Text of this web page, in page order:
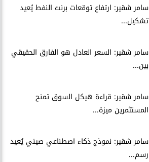
سامر شقير: ارتفاع توقعات برنت النفط يُعيد
تشكيل...
سامر شقير: السعر العادل هو الفارق الحقيقي
بين...
سامر شقير: قراءة هيكل السوق تمنح
المستثمرين ميزة...
سامر شقير: نموذج ذكاء اصطناعي صيني يُعيد
رسم...